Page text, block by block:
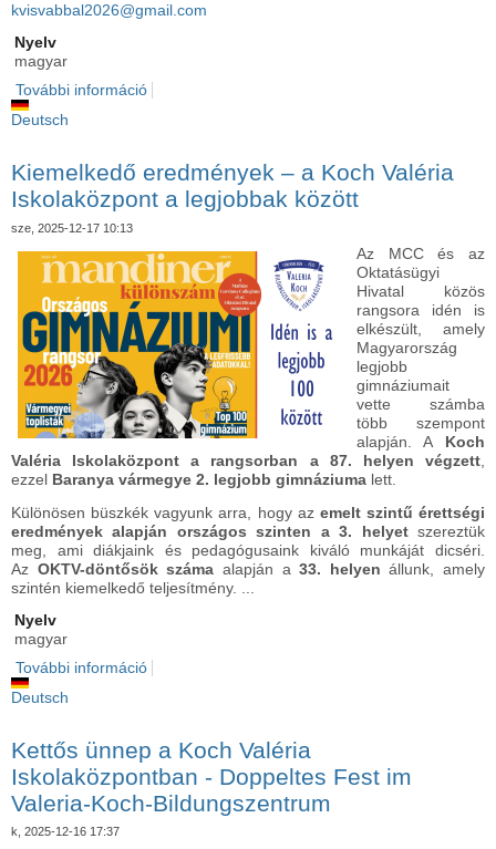
kvisvabbal2026@gmail.com
Nyelv
magyar
További információ
Deutsch
Kiemelkedő eredmények – a Koch Valéria
Iskolaközpont a legjobbak között
sze, 2025-12-17 10:13
Az MCC és az
Oktatásügyi
Hivatal közös
rangsora idén is
elkészült, amely
Magyarország
legjobb
gimnáziumait
vette számba
több szempont
alapján. A
Koch
Valéria Iskolaközpont a rangsorban a 87. helyen végzett,
ezzel
Baranya vármegye 2. legjobb gimnáziuma lett.
Különösen büszkék vagyunk arra, hogy az emelt szintű érettségi
eredmények alapján országos szinten a 3. helyetszereztük
meg, ami diákjaink és pedagógusaink kiváló munkáját dicséri.
Az OKTV-döntősök száma alapján a33. helyen állunk, amely
szintén kiemelkedő teljesítmény. ...
Nyelv
magyar
További információ
Deutsch
Kettős ünnep a Koch Valéria
Iskolaközpontban - Doppeltes Fest im
Valeria-Koch-Bildungszentrum
k, 2025-12-16 17:37